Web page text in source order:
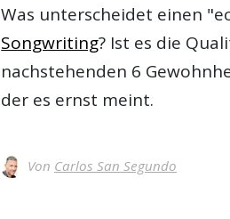
Was unterscheidet einen
Songwriting? Ist es die
nachstehenden 6
der es ernst meint.
Von Carlos San Segundo